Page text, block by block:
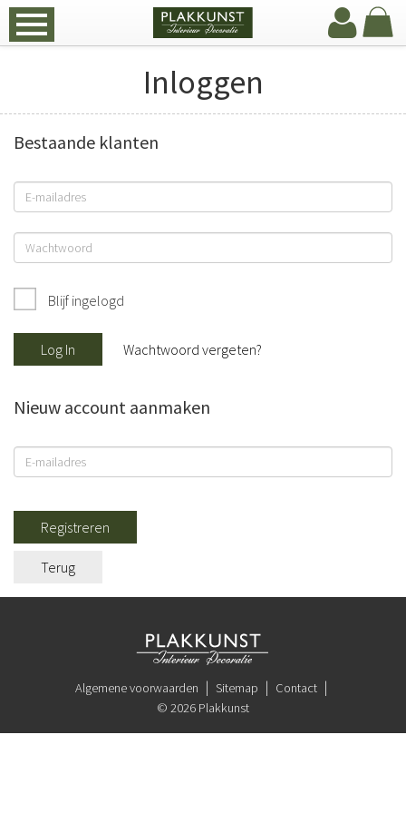
Inloggen
Bestaande klanten
Blijf ingelogd
Log In Wachtwoord vergeten?
Nieuw account aanmaken
Registreren
Terug
Algemene voorwaarden Sitemap
Contact
© 2026 Plakkunst